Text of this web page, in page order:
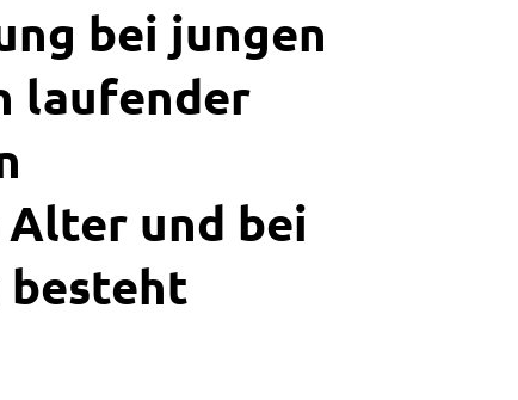
bei jungen
laufender
und bei
besteht